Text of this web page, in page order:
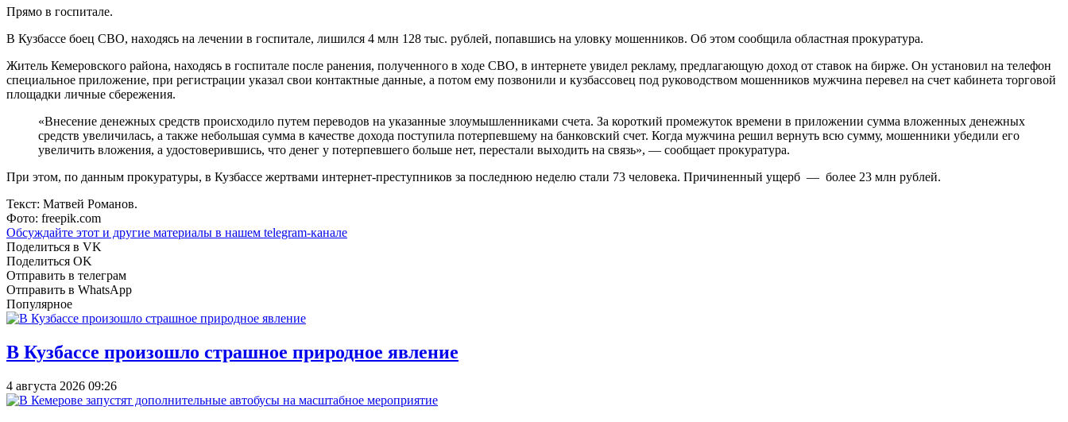
Прямо в госпитале.
В Кузбассе боец СВО, находясь на лечении в госпитале, лишился 4 млн 128 тыс. рублей, попавшись на уловку мошенников. Об этом сообщила областная прокуратура.
Житель Кемеровского района, находясь в госпитале после ранения, полученного в ходе СВО, в интернете увидел рекламу, предлагающую доход от ставок на бирже. Он установил на телефон
специальное приложение, при регистрации указал свои контактные данные, а потом ему позвонили и кузбассовец под руководством мошенников мужчина перевел на счет кабинета торговой
площадки личные сбережения.
«Внесение денежных средств происходило путем переводов на указанные злоумышленниками счета. За короткий промежуток времени в приложении сумма вложенных денежных
средств увеличилась, а также небольшая сумма в качестве дохода поступила потерпевшему на банковский счет. Когда мужчина решил вернуть всю сумму, мошенники убедили его
увеличить вложения, а удостоверившись, что денег у потерпевшего больше нет, перестали выходить на связь», — сообщает прокуратура.
При этом, по данным прокуратуры, в Кузбассе жертвами интернет-преступников за последнюю неделю стали 73 человека. Причиненный ущерб — более 23 млн рублей.
Текст: Матвей Романов.
Фото: freepik.com
Обсуждайте этот и другие материалы в нашем telegram-канале
Поделиться в VK
Поделиться OK
Отправить в телеграм
Отправить в WhatsApp
Популярное
В Кузбассе произошло страшное природное явление
4 августа 2026 09:26